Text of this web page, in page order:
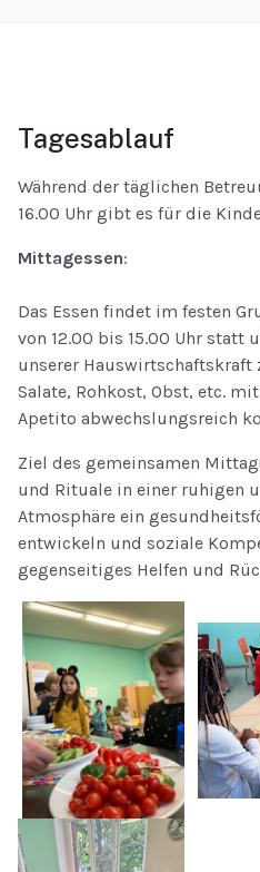
Tagesablauf
Während der täglichen
16.00 Uhr gibt es für die
Mittagessen:
Das Essen findet im festen
von 12.00 bis 15.00 Uhr statt
unserer
Salate, Rohkost, Obst, etc.
Apetito abwechslungsreich
Ziel des gemeinsamen
und Rituale in einer ruhigen
Atmosphäre ein
entwickeln und soziale
gegenseitiges Helfen und